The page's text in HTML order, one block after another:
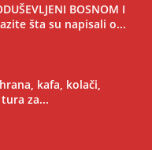
BOSNOM I
šta su napisali o...
kafa, kolači,
za...